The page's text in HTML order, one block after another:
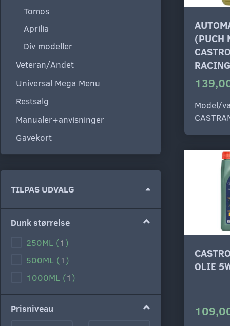
Tomos
Aprilia
Div modeller
Veteran/Andet
Universal Mega Menu
Restsalg
Manualer+anvisninger
Gavekort
TILPAS UDVALG
Dunk størrelse
250ML (1 )
500ML (1 )
1000ML (1 )
Prisniveau
(PUCH
RACING
Model/
OLIE